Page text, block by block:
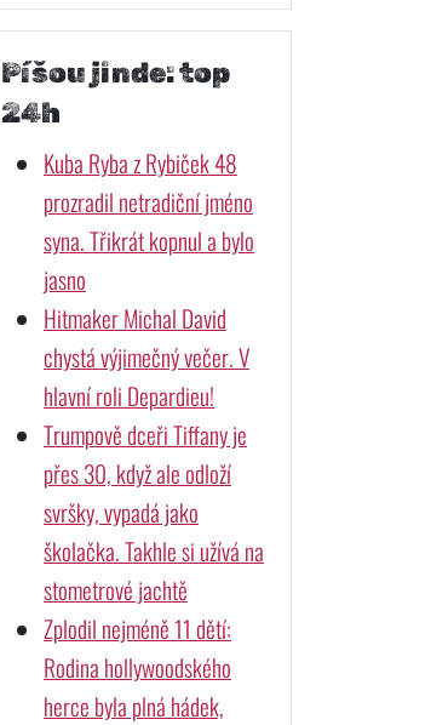
Píšou jinde: top
24h
Kuba Ryba z Rybiček 48
prozradil netradiční jméno
syna. Třikrát kopnul a bylo
jasno
Hitmaker Michal David
chystá výjimečný večer. V
hlavní roli Depardieu!
Trumpově dceři Tiffany je
přes 30, když ale odloží
svršky, vypadá jako
školačka. Takhle si užívá na
stometrové jachtě
Zplodil nejméně 11 dětí:
Rodina hollywoodského
herce byla plná hádek,